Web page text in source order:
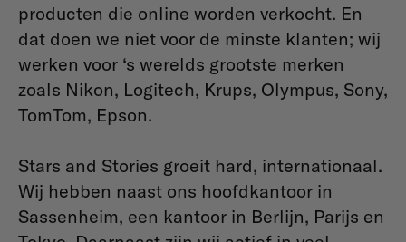
producten die online worden verkocht. En
dat doen we niet voor de minste klanten; wij
werken voor ‘s werelds grootste merken
zoals Nikon, Logitech, Krups, Olympus, Sony,
TomTom, Epson.
Stars and Stories groeit hard, internationaal.
Wij hebben naast ons hoofdkantoor in
Sassenheim, een kantoor in Berlijn, Parijs en